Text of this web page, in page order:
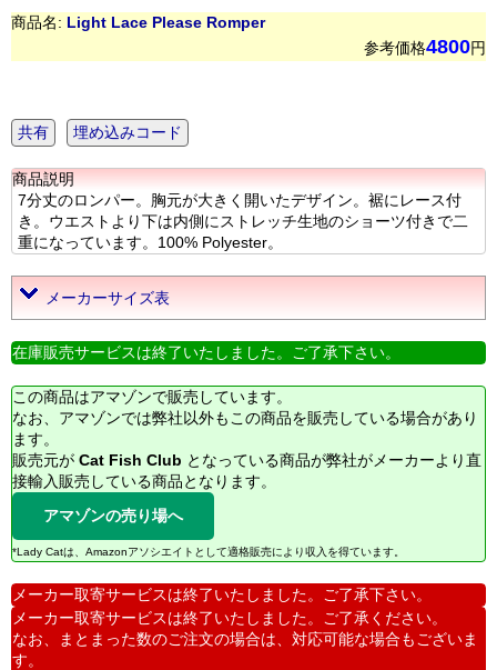
商品名: Light Lace Please Romper
参考価格4800円
共有 埋め込みコード
商品説明
7分丈のロンパー。胸元が大きく開いたデザイン。裾にレース付
き。ウエストより下は内側にストレッチ生地のショーツ付きで二
重になっています。100% Polyester。
メーカーサイズ表
在庫販売サービスは終了いたしました。ご了承下さい。
この商品はアマゾンで販売しています。
なお、アマゾンでは弊社以外もこの商品を販売している場合があり
ます。
販売元が Cat Fish Club となっている商品が弊社がメーカーより直
接輸入販売している商品となります。
アマゾンの売り場へ
*Lady Catは、Amazonアソシエイトとして適格販売により収入を得ています。
メーカー取寄サービスは終了いたしました。ご了承下さい。
メーカー取寄サービスは終了いたしました。ご了承ください。
なお、まとまった数のご注文の場合は、対応可能な場合もございま
す。